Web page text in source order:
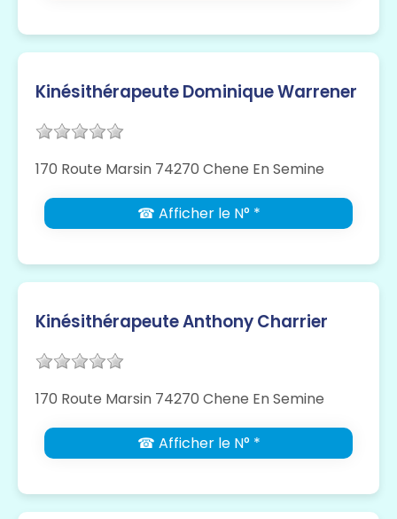
Kinésithérapeute Dominique Warrener
170 Route Marsin 74270 Chene En Semine
☎ Afficher le N° *
Kinésithérapeute Anthony Charrier
170 Route Marsin 74270 Chene En Semine
☎ Afficher le N° *